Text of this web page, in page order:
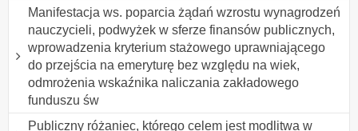
Manifestacja ws. poparcia żądań wzrostu wynagrodzeń
nauczycieli, podwyżek w sferze finansów publicznych,
wprowadzenia kryterium stażowego uprawniającego
do przejścia na emeryturę bez względu na wiek,
odmrożenia wskaźnika naliczania zakładowego
funduszu św
Publiczny różaniec, którego celem jest modlitwa w